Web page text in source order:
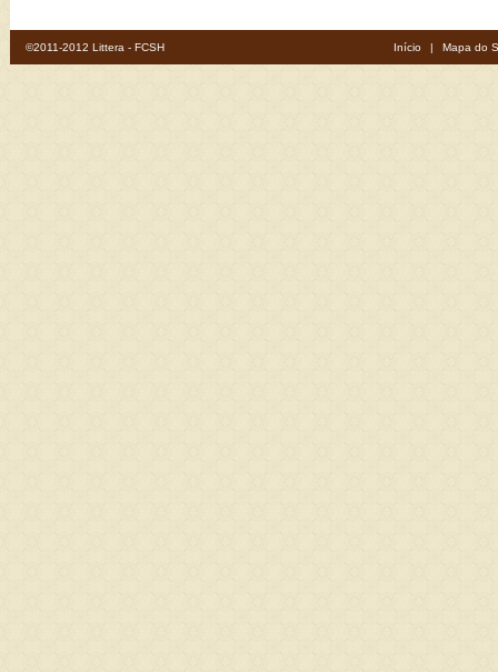
©2011-2012 Littera - FCSH Início | Mapa do